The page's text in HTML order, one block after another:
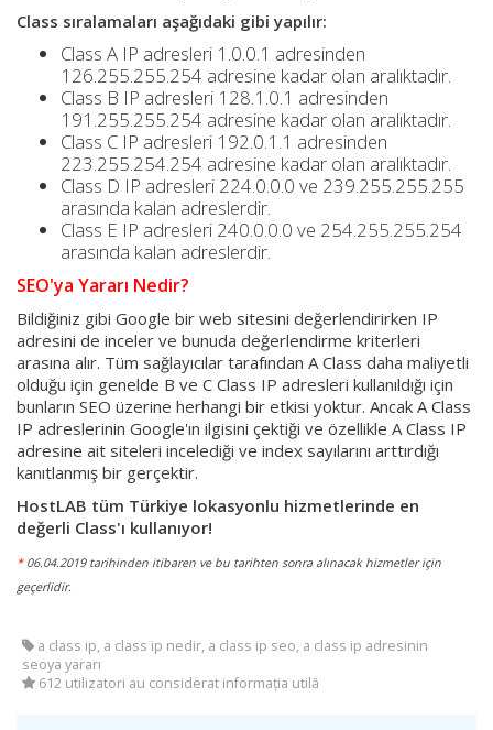
Class sıralamaları aşağıdaki gibi yapılır:
Class A IP adresleri 1.0.0.1 adresinden
126.255.255.254 adresine kadar olan aralıktadır.
Class B IP adresleri 128.1.0.1 adresinden
191.255.255.254 adresine kadar olan aralıktadır.
Class C IP adresleri 192.0.1.1 adresinden
223.255.254.254 adresine kadar olan aralıktadır.
Class D IP adresleri 224.0.0.0 ve 239.255.255.255
arasında kalan adreslerdir.
Class E IP adresleri 240.0.0.0 ve 254.255.255.254
arasında kalan adreslerdir.
SEO'ya Yararı Nedir?
Bildiğiniz gibi Google bir web sitesini değerlendirirken IP
adresini de inceler ve bunuda değerlendirme kriterleri
arasına alır. Tüm sağlayıcılar tarafından A Class daha maliyetli
olduğu için genelde B ve C Class IP adresleri kullanıldığı için
bunların SEO üzerine herhangi bir etkisi yoktur. Ancak A Class
IP adreslerinin Google'ın ilgisini çektiği ve özellikle A Class IP
adresine ait siteleri incelediği ve index sayılarını arttırdığı
kanıtlanmış bir gerçektir.
HostLAB tüm Türkiye lokasyonlu hizmetlerinde en
değerli Class'ı kullanıyor!
*06.04.2019 tarihinden itibaren ve bu tarihten sonra alınacak hizmetler için
geçerlidir.
a class ip, a class ip nedir, a class ip seo, a class ip adresinin
seoya yararı
612 utilizatori au considerat informația utilă